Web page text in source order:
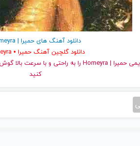
دانلود آهنگ های حمیرا | Homeyra
دانلود گلچین آهنگ حمیرا • Homeyra
کنید